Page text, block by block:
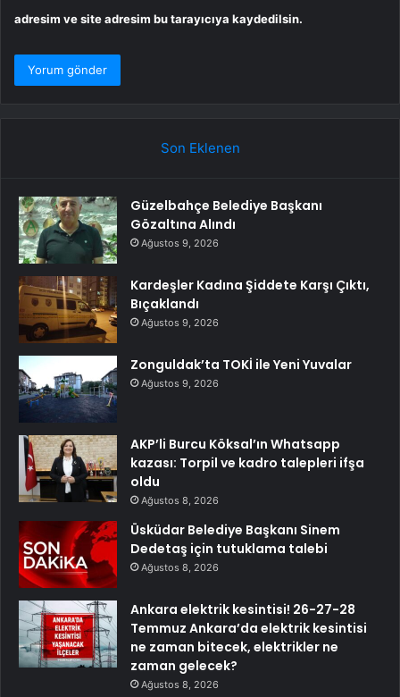
adresim ve site adresim bu tarayıcıya kaydedilsin.
Son Eklenen
Güzelbahçe Belediye Başkanı
Gözaltına Alındı
Ağustos 9, 2026
Kardeşler Kadına Şiddete Karşı Çıktı,
Bıçaklandı
Ağustos 9, 2026
Zonguldak’ta TOKİ ile Yeni Yuvalar
Ağustos 9, 2026
AKP’li Burcu Köksal’ın Whatsapp
kazası: Torpil ve kadro talepleri ifşa
oldu
Ağustos 8, 2026
Üsküdar Belediye Başkanı Sinem
Dedetaş için tutuklama talebi
Ağustos 8, 2026
Ankara elektrik kesintisi! 26-27-28
Temmuz Ankara’da elektrik kesintisi
ne zaman bitecek, elektrikler ne
zaman gelecek?
Ağustos 8, 2026